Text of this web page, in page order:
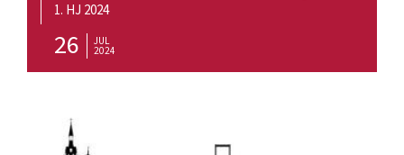
1. HJ 2024
26 JUL
2024